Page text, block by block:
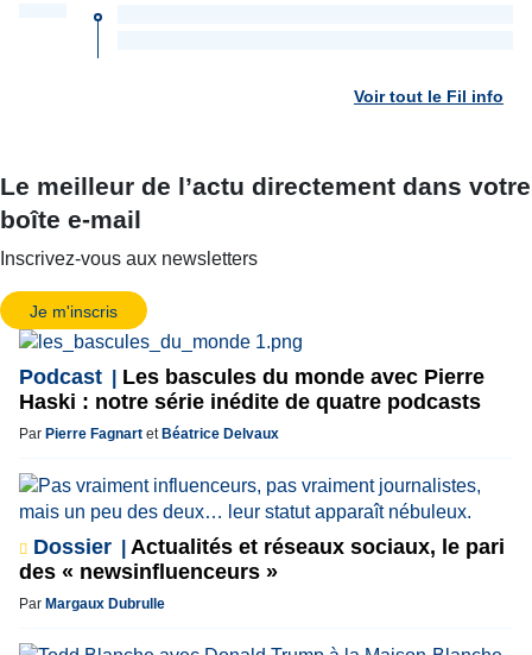
Voir tout le Fil info
Le meilleur de l’actu directement dans votre
boîte e-mail
Inscrivez-vous aux newsletters
Je m'inscris
Podcast
Les bascules du monde avec Pierre
Haski : notre série inédite de quatre podcasts
Par Pierre Fagnart et Béatrice Delvaux
Dossier
Actualités et réseaux sociaux, le pari
des « newsinfluenceurs »
Par Margaux Dubrulle